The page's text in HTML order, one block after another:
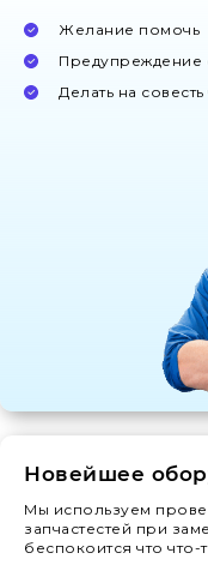
Желание помочь
Делать на
Новейшее
Мы используем
запчастестей при
беспокоится что что-